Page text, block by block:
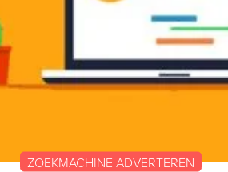
ZOEKMACHINE ADVERTEREN